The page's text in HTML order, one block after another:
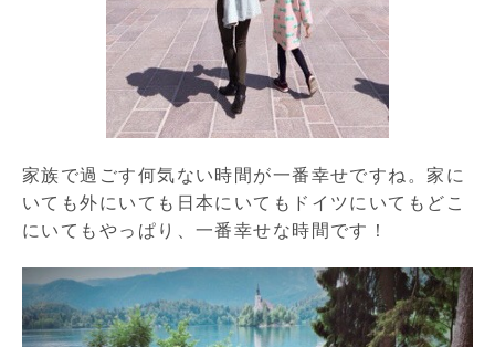
家族で過ごす何気ない時間が一番幸せですね。家に
いても外にいても日本にいてもドイツにいてもどこ
にいてもやっぱり、一番幸せな時間です！